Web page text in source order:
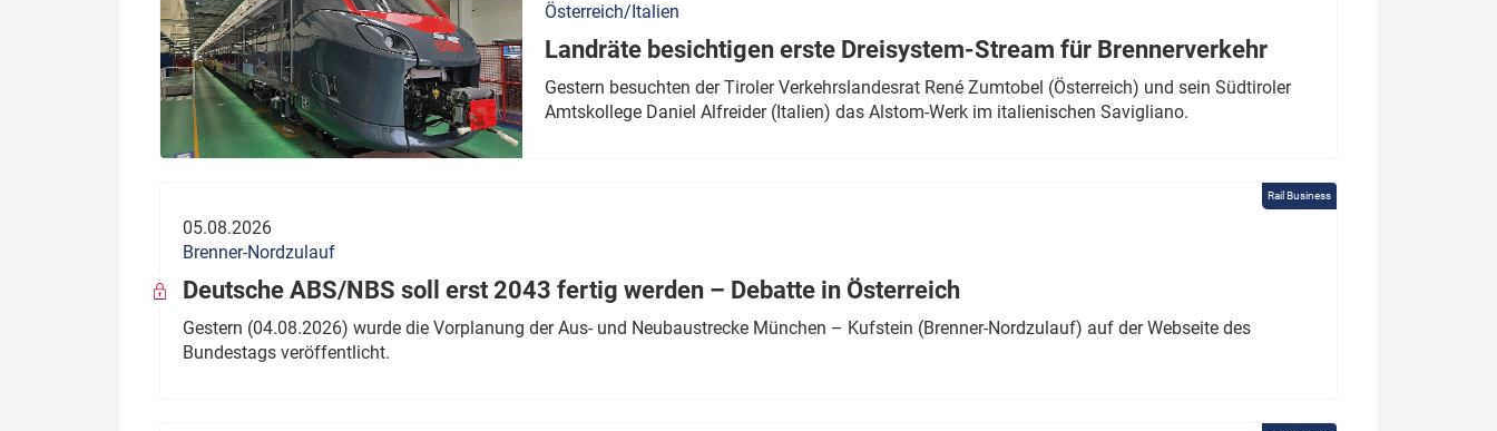
Österreich/Italien
Landräte besichtigen erste Dreisystem-Stream für Brennerverkehr
Gestern besuchten der Tiroler Verkehrslandesrat René Zumtobel (Österreich) und sein Südtiroler
Amtskollege Daniel Alfreider (Italien) das Alstom-Werk im italienischen Savigliano.
Rail Business
05.08.2026
Brenner-Nordzulauf
Deutsche ABS/NBS soll erst 2043 fertig werden – Debatte in Österreich
Gestern (04.08.2026) wurde die Vorplanung der Aus- und Neubaustrecke München – Kufstein (Brenner-Nordzulauf) auf der Webseite des
Bundestags veröffentlicht.